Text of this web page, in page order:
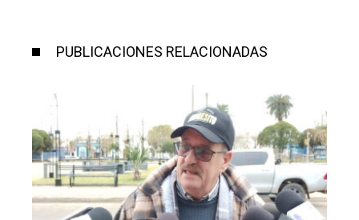
PUBLICACIONES RELACIONADAS